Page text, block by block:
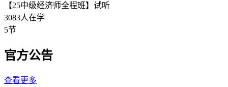
【25中级经济师全程班】试听
3083人在学
5节
官方公告
查看更多